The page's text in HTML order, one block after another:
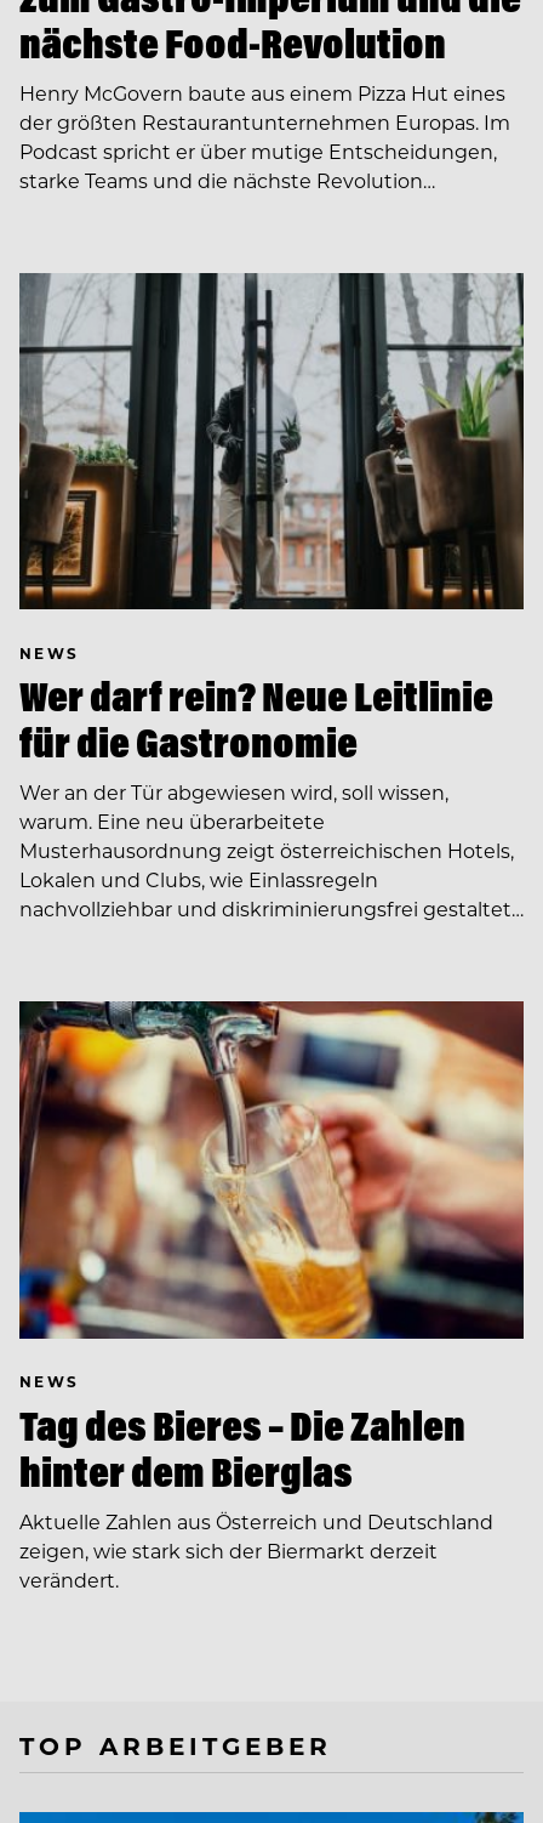
nächste Food-Revolution
Henry McGovern baute aus einem Pizza Hut eines
der größten Restaurantunternehmen Europas. Im
Podcast spricht er über mutige Entscheidungen,
starke Teams und die nächste Revolution…
NEWS
Wer darf rein? Neue Leitlinie
für die Gastronomie
Wer an der Tür abgewiesen wird, soll wissen,
warum. Eine neu überarbeitete
Musterhausordnung zeigt österreichischen Hotels,
Lokalen und Clubs, wie Einlassregeln
nachvollziehbar und diskriminierungsfrei gestaltet…
NEWS
Tag des Bieres – Die Zahlen
hinter dem Bierglas
Aktuelle Zahlen aus Österreich und Deutschland
zeigen, wie stark sich der Biermarkt derzeit
verändert.
TOP ARBEITGEBER